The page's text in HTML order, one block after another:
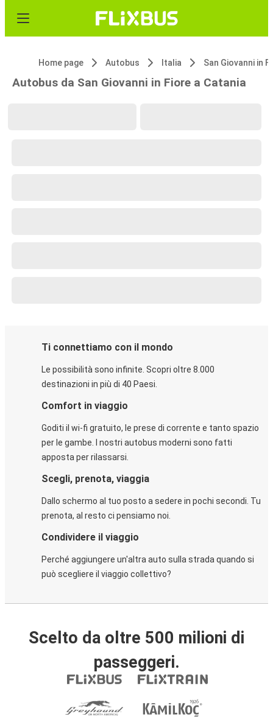
Home page Autobus Italia San Giovanni in
Autobus da San Giovanni in Fiore a Catania
Ti connettiamo con il mondo
Le possibilità sono infinite. Scopri oltre 8.000
destinazioni in più di 40 Paesi.
Comfort in viaggio
Goditi il wi-fi gratuito, le prese di corrente e tanto spazio
per le gambe. I nostri autobus moderni sono fatti
apposta per rilassarsi.
Scegli, prenota, viaggia
Dallo schermo al tuo posto a sedere in pochi secondi. Tu
prenota, al resto ci pensiamo noi.
Condividere il viaggio
Perché aggiungere un'altra auto sulla strada quando si
può scegliere il viaggio collettivo?
Scelto da oltre 500 milioni di
passeggeri.